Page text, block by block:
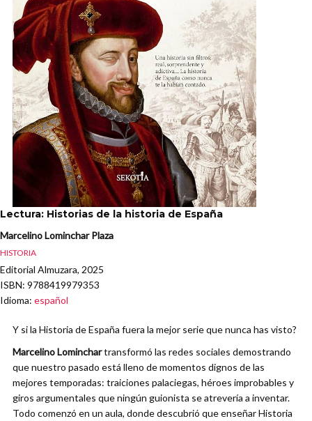
Lectura: Historias de la historia de España
Marcelino Lominchar Plaza
HISTORIA
Editorial Almuzara, 2025
ISBN: 9788419979353
Idioma: español
Y si la Historia de España fuera la mejor serie que nunca has visto?
Marcelino Lominchartransformó las redes sociales demostrando
que nuestro pasado está lleno de momentos dignos de las
mejores temporadas: traiciones palaciegas, héroes improbables y
giros argumentales que ningún guionista se atrevería a inventar.
Todo comenzó en un aula, donde descubrió que enseñar Historia